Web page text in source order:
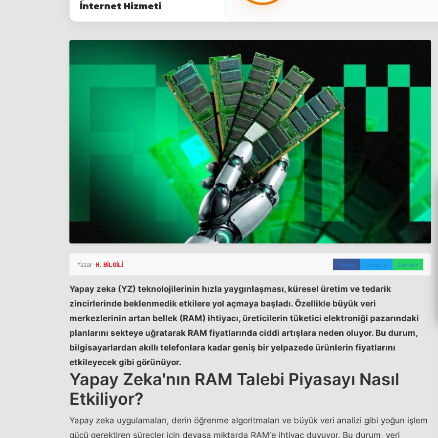
İnternet Hizmeti
Yazar: H. BİLGİLİ Paylaş Tweetle Gönder
Yapay zeka (YZ) teknolojilerinin hızla yaygınlaşması, küresel üretim ve tedarik
zincirlerinde beklenmedik etkilere yol açmaya başladı. Özellikle büyük veri
merkezlerinin artan bellek (RAM) ihtiyacı, üreticilerin tüketici elektroniği pazarındaki
planlarını sekteye uğratarak RAM fiyatlarında ciddi artışlara neden oluyor. Bu durum,
bilgisayarlardan akıllı telefonlara kadar geniş bir yelpazede ürünlerin fiyatlarını
etkileyecek gibi görünüyor.
Yapay Zeka'nın RAM Talebi Piyasayı Nasıl
Etkiliyor?
Yapay zeka uygulamaları, derin öğrenme algoritmaları ve büyük veri analizi gibi yoğun işlem
gücü gerektiren süreçler için devasa miktarda RAM'e ihtiyaç duyuyor. Bu durum, veri